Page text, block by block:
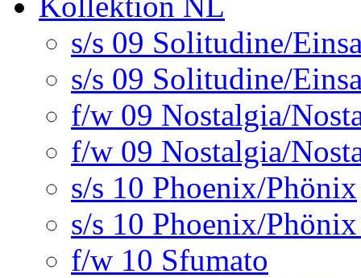
s/s 09 Solitudine/
s/s 09 Solitudine/
f/w 09 Nostalgia/
f/w 09 Nostalgia/
s/s 10 Phoenix/Phönix
s/s 10 Phoenix/
f/w 10 Sfumato